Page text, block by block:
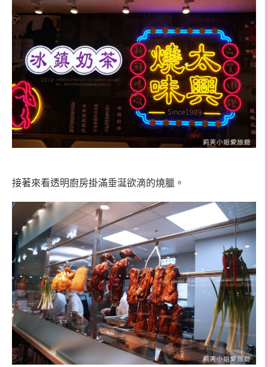
接著來看透明廚房掛滿垂涎欲滴的燒臘。